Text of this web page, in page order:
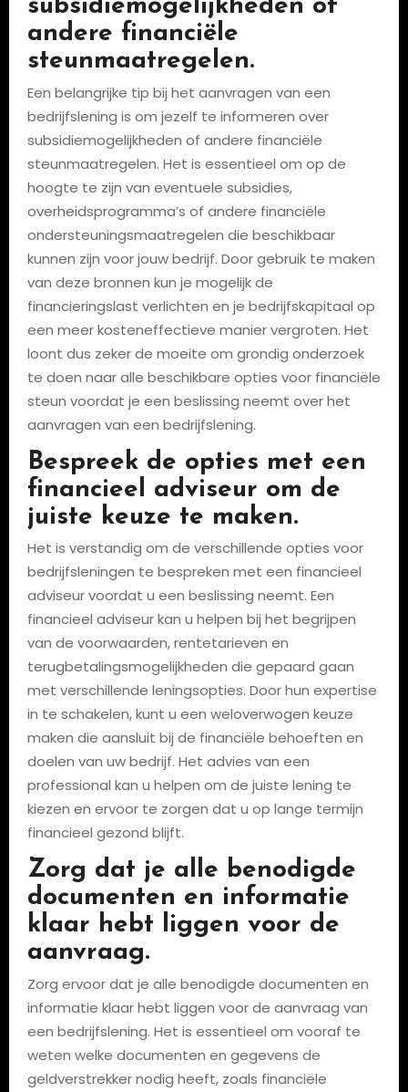
subsidiemogelijkheden of
andere financiële
steunmaatregelen.
Een belangrijke tip bij het aanvragen van een
bedrijfslening is om jezelf te informeren over
subsidiemogelijkheden of andere financiële
steunmaatregelen. Het is essentieel om op de
hoogte te zijn van eventuele subsidies,
overheidsprogramma’s of andere financiële
ondersteuningsmaatregelen die beschikbaar
kunnen zijn voor jouw bedrijf. Door gebruik te maken
van deze bronnen kun je mogelijk de
financieringslast verlichten en je bedrijfskapitaal op
een meer kosteneffectieve manier vergroten. Het
loont dus zeker de moeite om grondig onderzoek
te doen naar alle beschikbare opties voor financiële
steun voordat je een beslissing neemt over het
aanvragen van een bedrijfslening.
Bespreek de opties met een
financieel adviseur om de
juiste keuze te maken.
Het is verstandig om de verschillende opties voor
bedrijfsleningen te bespreken met een financieel
adviseur voordat u een beslissing neemt. Een
financieel adviseur kan u helpen bij het begrijpen
van de voorwaarden, rentetarieven en
terugbetalingsmogelijkheden die gepaard gaan
met verschillende leningsopties. Door hun expertise
in te schakelen, kunt u een weloverwogen keuze
maken die aansluit bij de financiële behoeften en
doelen van uw bedrijf. Het advies van een
professional kan u helpen om de juiste lening te
kiezen en ervoor te zorgen dat u op lange termijn
financieel gezond blijft.
Zorg dat je alle benodigde
documenten en informatie
klaar hebt liggen voor de
aanvraag.
Zorg ervoor dat je alle benodigde documenten en
informatie klaar hebt liggen voor de aanvraag van
een bedrijfslening. Het is essentieel om vooraf te
weten welke documenten en gegevens de
geldverstrekker nodig heeft, zoals financiële